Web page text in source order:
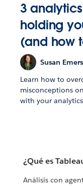
3
holding
(and how
Susan
Learn how to
misconceptions
with your
¿Qué es
Análisis con